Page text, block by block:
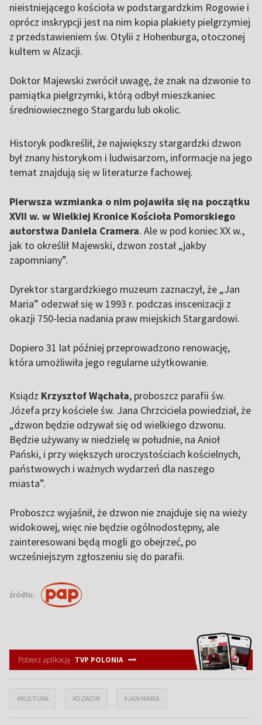
nieistniejącego kościoła w podstargardzkim Rogowie i
oprócz inskrypcji jest na nim kopia plakiety pielgrzymiej
z przedstawieniem św. Otylii z Hohenburga, otoczonej
kultem w Alzacji.
Doktor Majewski zwrócił uwagę, że znak na dzwonie to
pamiątka pielgrzymki, którą odbył mieszkaniec
średniowiecznego Stargardu lub okolic.
Historyk podkreślił, że największy stargardzki dzwon
był znany historykom i ludwisarzom, informacje na jego
temat znajdują się w literaturze fachowej.
Pierwsza wzmianka o nim pojawiła się na początku
XVII w. w Wielkiej Kronice Kościoła Pomorskiego
autorstwa Daniela Cramera. Ale w pod koniec XX w.,
jak to określił Majewski, dzwon został „jakby
zapomniany”.
Dyrektor stargardzkiego muzeum zaznaczył, że „Jan
Maria” odezwał się w 1993 r. podczas inscenizacji z
okazji 750-lecia nadania praw miejskich Stargardowi.
Dopiero 31 lat później przeprowadzono renowację,
która umożliwiła jego regularne użytkowanie.
Ksiądz Krzysztof Wąchała, proboszcz parafii św.
Józefa przy kościele św. Jana Chrzciciela powiedział, że
„dzwon będzie odzywał się od wielkiego dzwonu.
Będzie używany w niedzielę w południe, na Anioł
Pański, i przy większych uroczystościach kościelnych,
państwowych i ważnych wydarzeń dla naszego
miasta”.
Proboszcz wyjaśnił, że dzwon nie znajduje się na wieży
widokowej, więc nie będzie ogólnodostępny, ale
zainteresowani będą mogli go obejrzeć, po
wcześniejszym zgłoszeniu się do parafii.
źródło:
Pobierz aplikację TVP POLONIA
#KULTURA #DZWON #JAN MARIA